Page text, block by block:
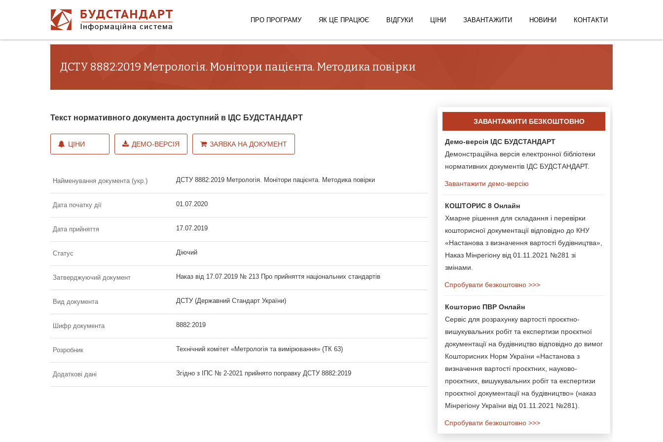
ПРО ПРОГРАМУ ЯК ЦЕ ПРАЦЮЄ ВІДГУКИ ЦІНИ ЗАВАНТАЖИТИ НОВИНИ КОНТАКТИ
ДСТУ 8882:2019 Метрологія. Монітори пацієнта. Методика повірки
Текст нормативного документа доступний в ІДС БУДСТАНДАРТ
ЦІНИ ДЕМО-ВЕРСІЯ ЗАЯВКА НА ДОКУМЕНТ
Найменування документа (укр.) ДСТУ 8882:2019 Метрологія. Монітори пацієнта. Методика повірки
Дата початку дії 01.07.2020
Дата прийняття 17.07.2019
Статус Діючий
Затверджуючий документ Наказ від 17.07.2019 № 213 Про прийняття національних стандартів
Вид документа ДСТУ (Державний Стандарт України)
Шифр документа 8882:2019
Розробник Технічний комітет «Метрологія та вимірювання» (ТК 63)
Додаткові дані Згідно з ІПС № 2-2021 прийнято поправку ДСТУ 8882:2019
ЗАВАНТАЖИТИ БЕЗКОШТОВНО
Демо-версія ІДС БУДСТАНДАРТ
Демонстраційна версія електронної бібліотеки
нормативних документів ІДС БУДСТАНДАРТ.
Завантажити демо-версію
КОШТОРИС 8 Онлайн
Хмарне рішення для складання і перевірки
кошторисної документації відповідно до КНУ
«Настанова з визначення вартості будівництва»,
Наказ Мінрегіону від 01.11.2021 №281 зі
змінами.
Спробувати безкоштовно >>>
Кошторис ПВР Онлайн
Сервіс для розрахунку вартості проєктно-
вишукувальних робіт та експертизи проєктної
документації на будівництво відповідно до вимог
Кошторисних Норм України «Настанова з
визначення вартості проєктних, науково-
проєктних, вишукувальних робіт та експертизи
проєктної документації на будівництво» (наказ
Мінрегіону України від 01.11.2021 №281).
Спробувати безкоштовно >>>